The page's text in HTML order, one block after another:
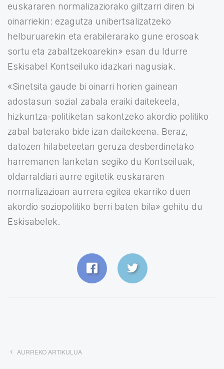
euskararen normalizaziorako giltzarri diren bi
oinarriekin: ezagutza unibertsalizatzeko
helburuarekin eta erabilerarako gune erosoak
sortu eta zabaltzekoarekin» esan du Idurre
Eskisabel Kontseiluko idazkari nagusiak.
«Sinetsita gaude bi oinarri horien gainean
adostasun sozial zabala eraiki daitekeela,
hizkuntza-politiketan sakontzeko akordio politiko
zabal baterako bide izan daitekeena. Beraz,
datozen hilabeteetan geruza desberdinetako
harremanen lanketan segiko du Kontseiluak,
oldarraldiari aurre egitetik euskararen
normalizazioan aurrera egitea ekarriko duen
akordio soziopolitiko berri baten bila» gehitu du
Eskisabelek.
AURREKO ARTIKULUA